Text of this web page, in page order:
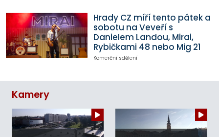
Hrady CZ míří tento pátek a
sobotu na Veveří s
Danielem Landou, Mirai,
Rybičkami 48 nebo Mig 21
Komerční sdělení
Kamery